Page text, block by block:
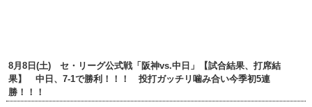
8月8日(土) セ・リーグ公式戦「阪神vs.中日」【試合結果、打席結
果】 中日、7-1で勝利！！！ 投打ガッチリ噛み合い今季初5連
勝！！！